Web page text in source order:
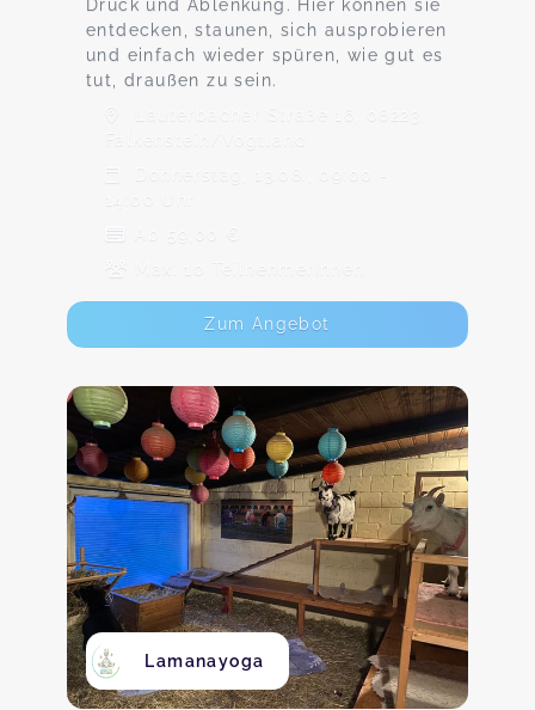
Druck und Ablenkung. Hier können sie
entdecken, staunen, sich ausprobieren
und einfach wieder spüren, wie gut es
tut, draußen zu sein.
Lauterbacher Straße 16, 08223
Falkenstein/Vogtland
Donnerstag, 13.08., 09:00 -
14:00 Uhr
Ab 59,00 €
Max. 10 TeilnehmerInnen
Zum Angebot
Lamanayoga